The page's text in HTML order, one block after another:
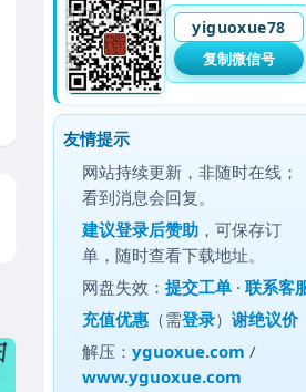
yiguoxue78
复制微信号
友情提示
网站持续更新，非随时在线；
看到消息会回复。
建议登录后赞助 ，可保存订
单，随时查看下载地址。
网盘失效：提交工单 ·联系客
充值优惠 （需登录）谢绝议价
解压：yguoxue.com /
www.yguoxue.com